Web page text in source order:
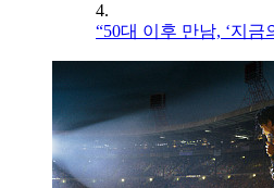
4.
“50대 이후 만남, ‘지금